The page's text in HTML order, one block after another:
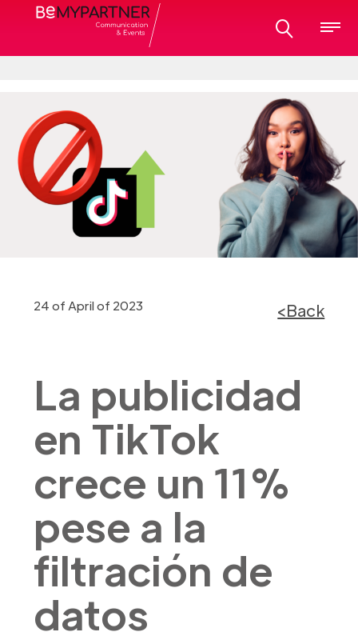
24 of April of 2023 <Back
La publicidad
en TikTok
crece un 11%
pese a la
filtración de
datos